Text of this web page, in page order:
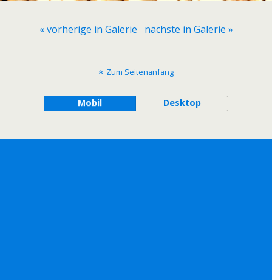
« vorherige in Galerie nächste in Galerie »
Zum Seitenanfang
Mobil Desktop